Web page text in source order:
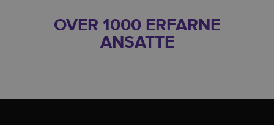
OVER 1000 ERFARNE
ANSATTE